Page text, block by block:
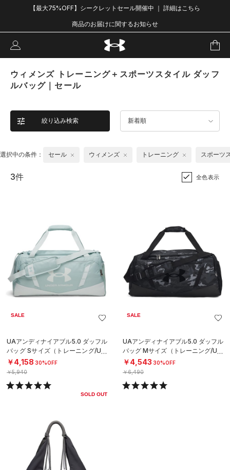
【最大75%OFF】シークレットセール開催中 ｜ 詳細はこちら
商品のお届けに関するお知らせ
ウィメンズ トレーニング＋スポーツスタイル ダッフ
ルバッグ｜セール
絞り込み検索 新着順
選択中の条件： セール ウィメンズ トレーニング スポーツ
3件 全色表示
SALE
UAアンディナイアブル5.0 ダッフル
バッグ Sサイズ（トレーニング/UNI
SEX）
￥4,158 30%OFF
￥5,940
SOLD OUT
SALE
UAアンディナイアブル5.0 ダッフル
バッグ Mサイズ（トレーニング/UNI
SEX）
￥4,543 30%OFF
￥6,490